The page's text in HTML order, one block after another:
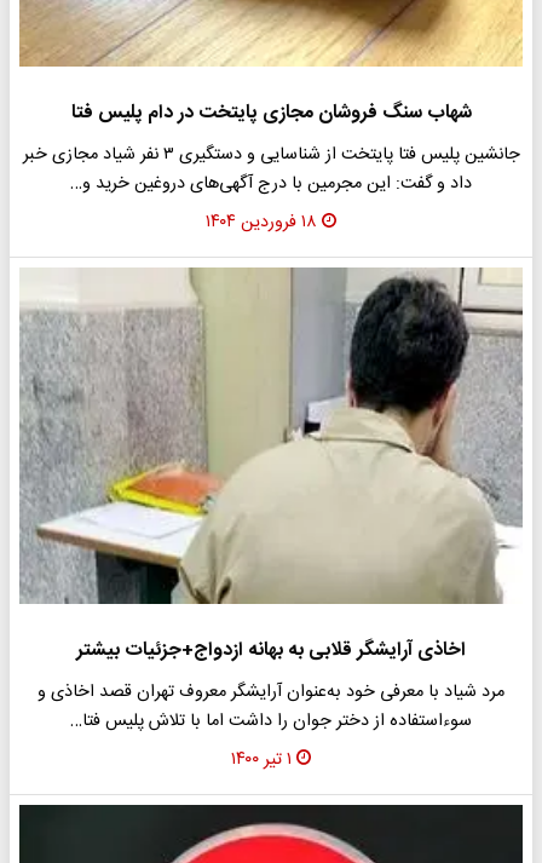
شهاب سنگ فروشان مجازی پایتخت در دام پلیس فتا
جانشین پلیس فتا پایتخت از شناسایی و دستگیری ۳ نفر شیاد مجازی خبر
داد و گفت: این مجرمین با درج آگهی‌های دروغین خرید و…
۱۸ فروردین ۱۴۰۴
اخاذی آرایشگر قلابی به بهانه ازدواج+جزئیات بیشتر
مرد شیاد با معرفی خود به‌عنوان آرایشگر معروف تهران قصد اخاذی و
سوءاستفاده از دختر جوان را داشت اما با تلاش پلیس فتا…
۱ تیر ۱۴۰۰